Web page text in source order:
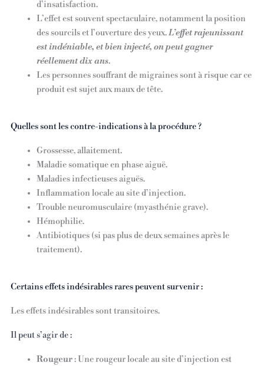
d’insatisfaction.
L’effet est souvent spectaculaire, notamment la position
des sourcils et l’ouverture des yeux.L’effet rajeunissant
est indéniable, et bien injecté, on peut gagner
réellement dix ans.
Les personnes souffrant de migraines sont à risque car ce
produit est sujet aux maux de tête.
Quelles sont les contre-indications à la procédure ?
Grossesse, allaitement.
Maladie somatique en phase aiguë.
Maladies infectieuses aiguës.
Inflammation locale au site d’injection.
Trouble neuromusculaire (myasthénie grave).
Hémophilie.
Antibiotiques (si pas plus de deux semaines après le
traitement).
Certains effets indésirables rares peuvent survenir :
Les effets indésirables sont transitoires.
Il peut s’agir de :
Rougeur: Une rougeur locale au site d’injection est